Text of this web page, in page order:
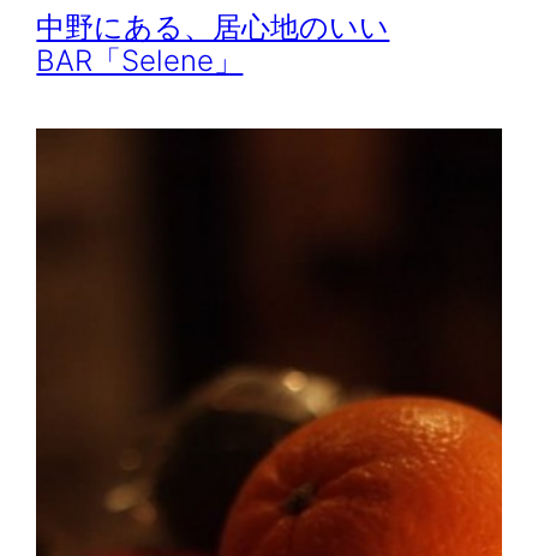
中野にある、居心地のいい
BAR「Selene」